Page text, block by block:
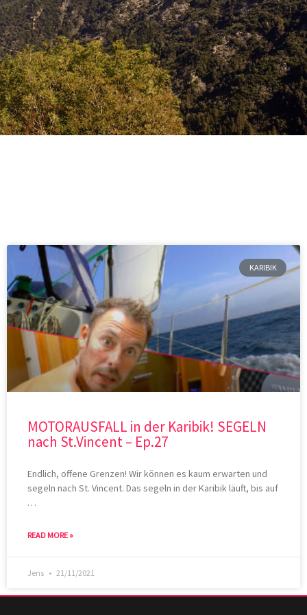
KARIBIK
MOTORAUSFALL in der Karibik! SEGELN
nach St.Vincent – Ep.27
Endlich, offene Grenzen! Wir können es kaum erwarten und
segeln nach St. Vincent. Das segeln in der Karibik läuft, bis auf
…
READ MORE »
Jens 21/11/2021